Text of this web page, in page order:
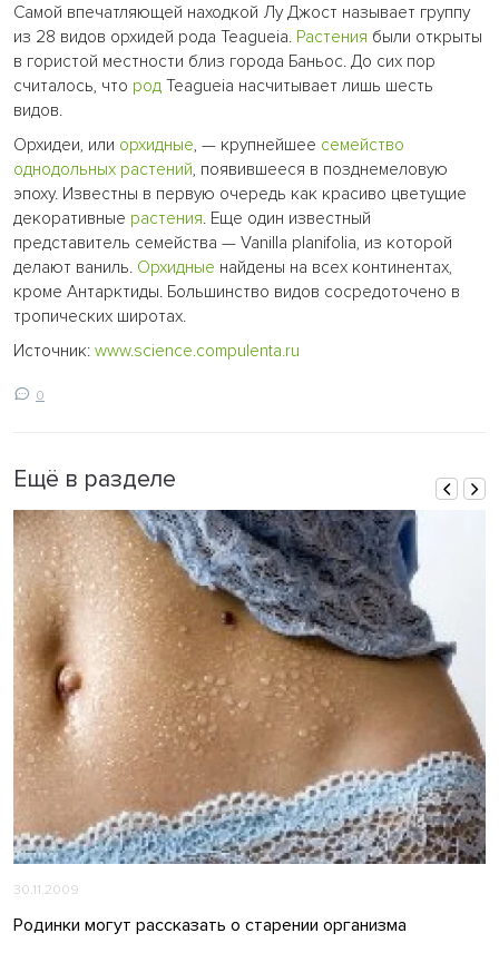
Самой впечатляющей находкой Лу Джост называет группу
из 28 видов орхидей рода Teagueia. Растения были открыты
в гористой местности близ города Баньос. До сих пор
считалось, что род Teagueia насчитывает лишь шесть
видов.
Орхидеи, или орхидные, — крупнейшее семейство
однодольных растений, появившееся в позднемеловую
эпоху. Известны в первую очередь как красиво цветущие
декоративные растения. Еще один известный
представитель семейства — Vanilla planifolia, из которой
делают ваниль. Орхидные найдены на всех континентах,
кроме Антарктиды. Большинство видов сосредоточено в
тропических широтах.
Источник: www.science.compulenta.ru
0
Ещё в разделе
30.11.2009
Родинки могут рассказать о старении организма